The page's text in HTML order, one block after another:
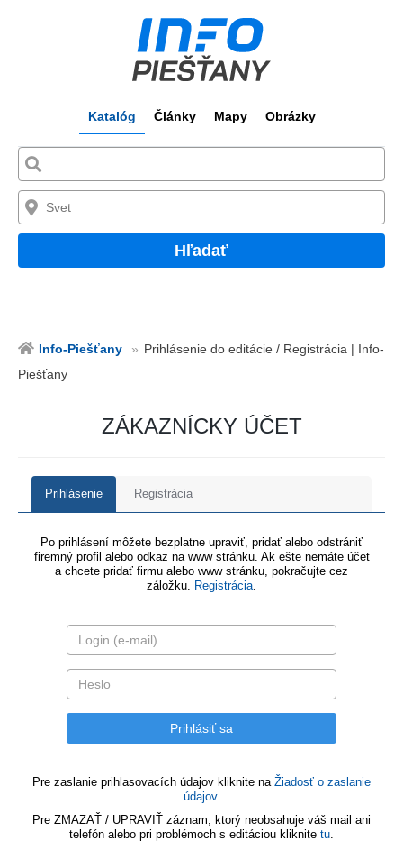
Katalóg Články Mapy Obrázky
Hľadať
Info-Piešťany
Prihlásenie do editácie / Registrácia | Info-
Piešťany
ZÁKAZNÍCKY ÚČET
Prihlásenie Registrácia
Po prihlásení môžete bezplatne upraviť, pridať alebo odstrániť
firemný profil alebo odkaz na www stránku. Ak ešte nemáte účet
a chcete pridať firmu alebo www stránku, pokračujte cez
záložku. Registrácia.
Pre zaslanie prihlasovacích údajov kliknite na Žiadosť o zaslanie
údajov.
Pre ZMAZAŤ / UPRAVIŤ záznam, ktorý neobsahuje váš mail ani
telefón alebo pri problémoch s editáciou kliknite tu.